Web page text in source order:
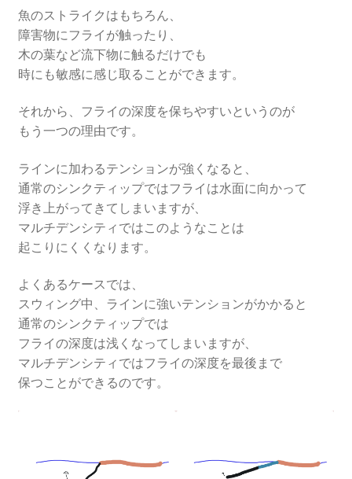
魚のストライクはもちろん、
障害物にフライが触ったり、
木の葉など流下物に触るだけでも
時にも敏感に感じ取ることができます。
それから、フライの深度を保ちやすいというのが
もう一つの理由です。
ラインに加わるテンションが強くなると、
通常のシンクティップではフライは水面に向かって
浮き上がってきてしまいますが、
マルチデンシティではこのようなことは
起こりにくくなります。
よくあるケースでは、
スウィング中、ラインに強いテンションがかかると
通常のシンクティップでは
フライの深度は浅くなってしまいますが、
マルチデンシティではフライの深度を最後まで
保つことができるのです。